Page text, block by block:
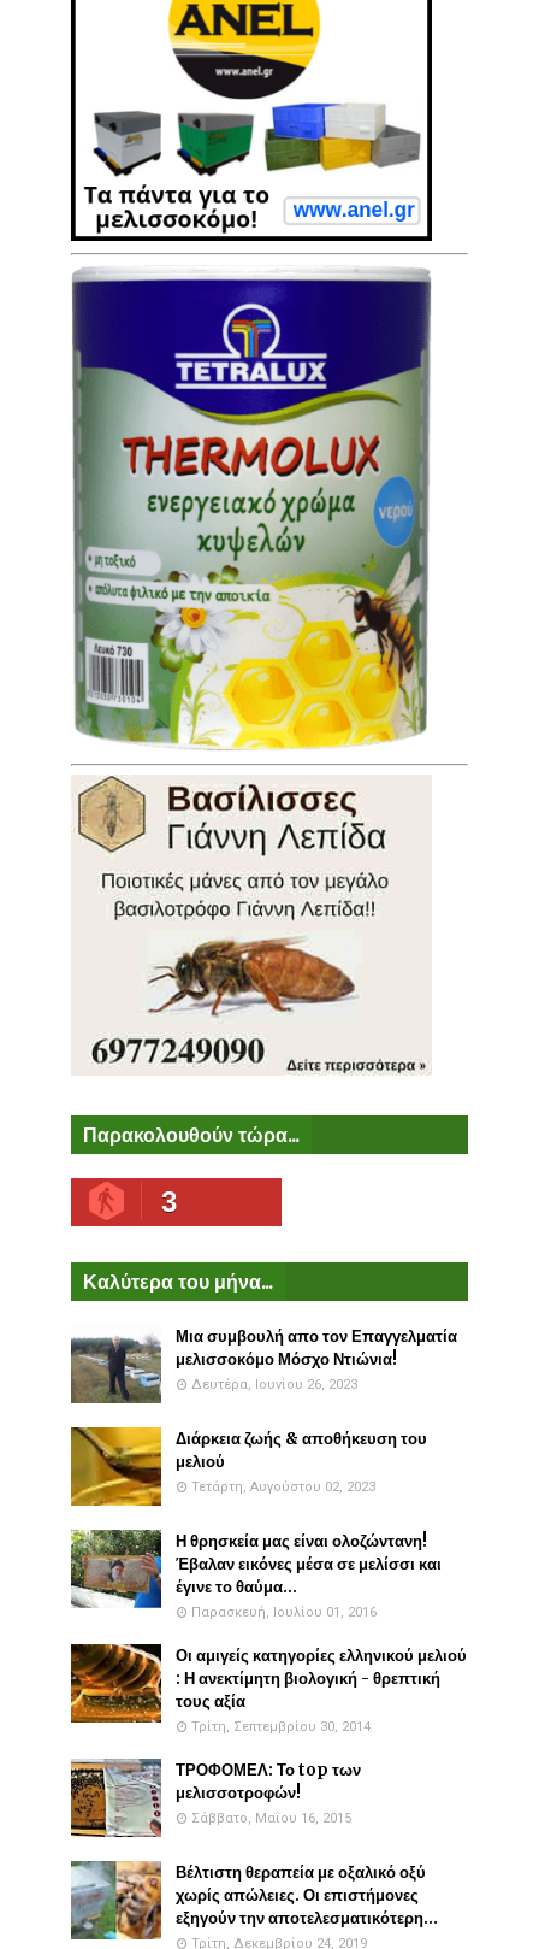
Παρακολουθούν τώρα...
3
Καλύτερα του μήνα...
Μια συμβουλή απο τον Επαγγελματία
μελισσοκόμο Μόσχο Ντιώνια!
Δευτέρα, Ιουνίου 26, 2023
Διάρκεια ζωής & αποθήκευση του
μελιού
Τετάρτη, Αυγούστου 02, 2023
Η θρησκεία μας είναι ολοζώντανη!
Έβαλαν εικόνες μέσα σε μελίσσι και
έγινε το θαύμα...
Παρασκευή, Ιουλίου 01, 2016
Οι αμιγείς κατηγορίες ελληνικού μελιού
: Η ανεκτίμητη βιολογική - θρεπτική
τους αξία
Τρίτη, Σεπτεμβρίου 30, 2014
ΤΡΟΦΟΜΕΛ: Το top των
μελισσοτροφών!
Σάββατο, Μαΐου 16, 2015
Βέλτιστη θεραπεία με οξαλικό οξύ
χωρίς απώλειες. Οι επιστήμονες
εξηγούν την αποτελεσματικότερη...
Τρίτη, Δεκεμβρίου 24, 2019